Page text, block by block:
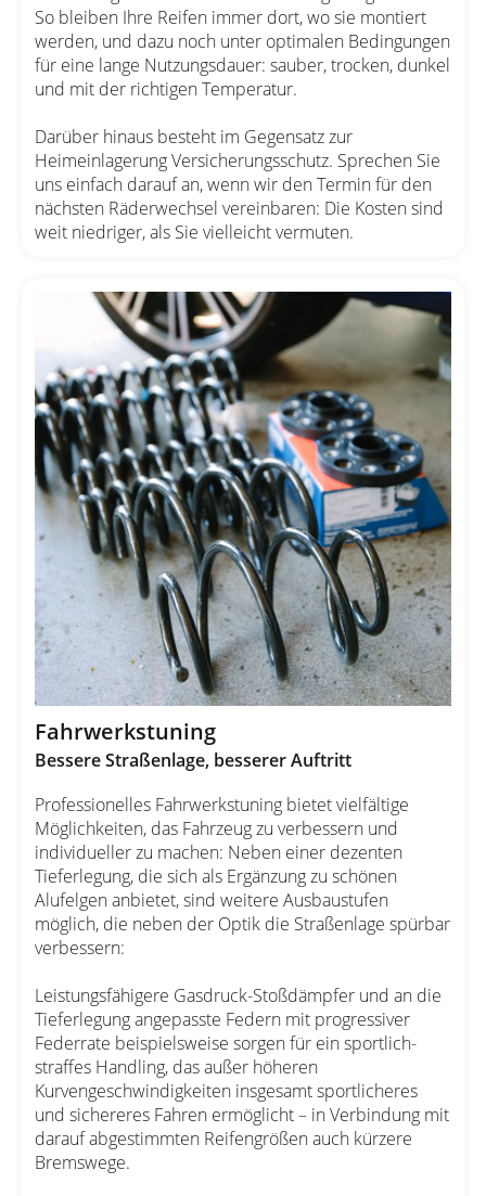
So bleiben Ihre Reifen immer dort, wo sie montiert
werden, und dazu noch unter optimalen Bedingungen
für eine lange Nutzungsdauer: sauber, trocken, dunkel
und mit der richtigen Temperatur.
Darüber hinaus besteht im Gegensatz zur
Heimeinlagerung Versicherungsschutz. Sprechen Sie
uns einfach darauf an, wenn wir den Termin für den
nächsten Räderwechsel vereinbaren: Die Kosten sind
weit niedriger, als Sie vielleicht vermuten.
Fahrwerkstuning
Bessere Straßenlage, besserer Auftritt
Professionelles Fahrwerkstuning bietet vielfältige
Möglichkeiten, das Fahrzeug zu verbessern und
individueller zu machen: Neben einer dezenten
Tieferlegung, die sich als Ergänzung zu schönen
Alufelgen anbietet, sind weitere Ausbaustufen
möglich, die neben der Optik die Straßenlage spürbar
verbessern:
Leistungsfähigere Gasdruck-Stoßdämpfer und an die
Tieferlegung angepasste Federn mit progressiver
Federrate beispielsweise sorgen für ein sportlich-
straffes Handling, das außer höheren
Kurvengeschwindigkeiten insgesamt sportlicheres
und sichereres Fahren ermöglicht – in Verbindung mit
darauf abgestimmten Reifengrößen auch kürzere
Bremswege.